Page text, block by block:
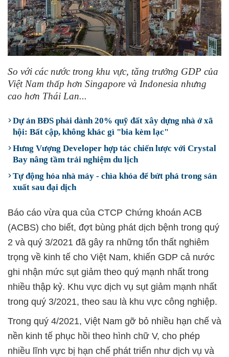
So với các nước trong khu vực, tăng trưởng GDP của
Việt Nam thấp hơn Singapore và Indonesia nhưng
cao hơn Thái Lan...
Dự án BĐS phải dành 20% quỹ đất xây dựng nhà ở xã
hội: Bất cập, không khác gì "bia kèm lạc"
Hưng Vượng Developer hợp tác chiến lược với Crystal
Bay nâng tầm trải nghiệm du lịch
Tự động hóa nhà máy - chìa khóa để bứt phá trong sản
xuất sau đại dịch
Báo cáo vừa qua của CTCP Chứng khoán ACB
(ACBS) cho biết, đợt bùng phát dịch bệnh trong quý
2 và quý 3/2021 đã gây ra những tổn thất nghiêm
trọng về kinh tế cho Việt Nam, khiến GDP cả nước
ghi nhận mức sụt giảm theo quý mạnh nhất trong
nhiều thập kỷ. Khu vực dịch vụ sụt giảm mạnh nhất
trong quý 3/2021, theo sau là khu vực công nghiệp.
Trong quý 4/2021, Việt Nam gỡ bỏ nhiều hạn chế và
nền kinh tế phục hồi theo hình chữ V, cho phép
nhiều lĩnh vực bị hạn chế phát triển như dịch vụ và